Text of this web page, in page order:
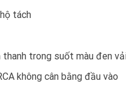
tách
trong suốt màu đen
không cân bằng đầu vào